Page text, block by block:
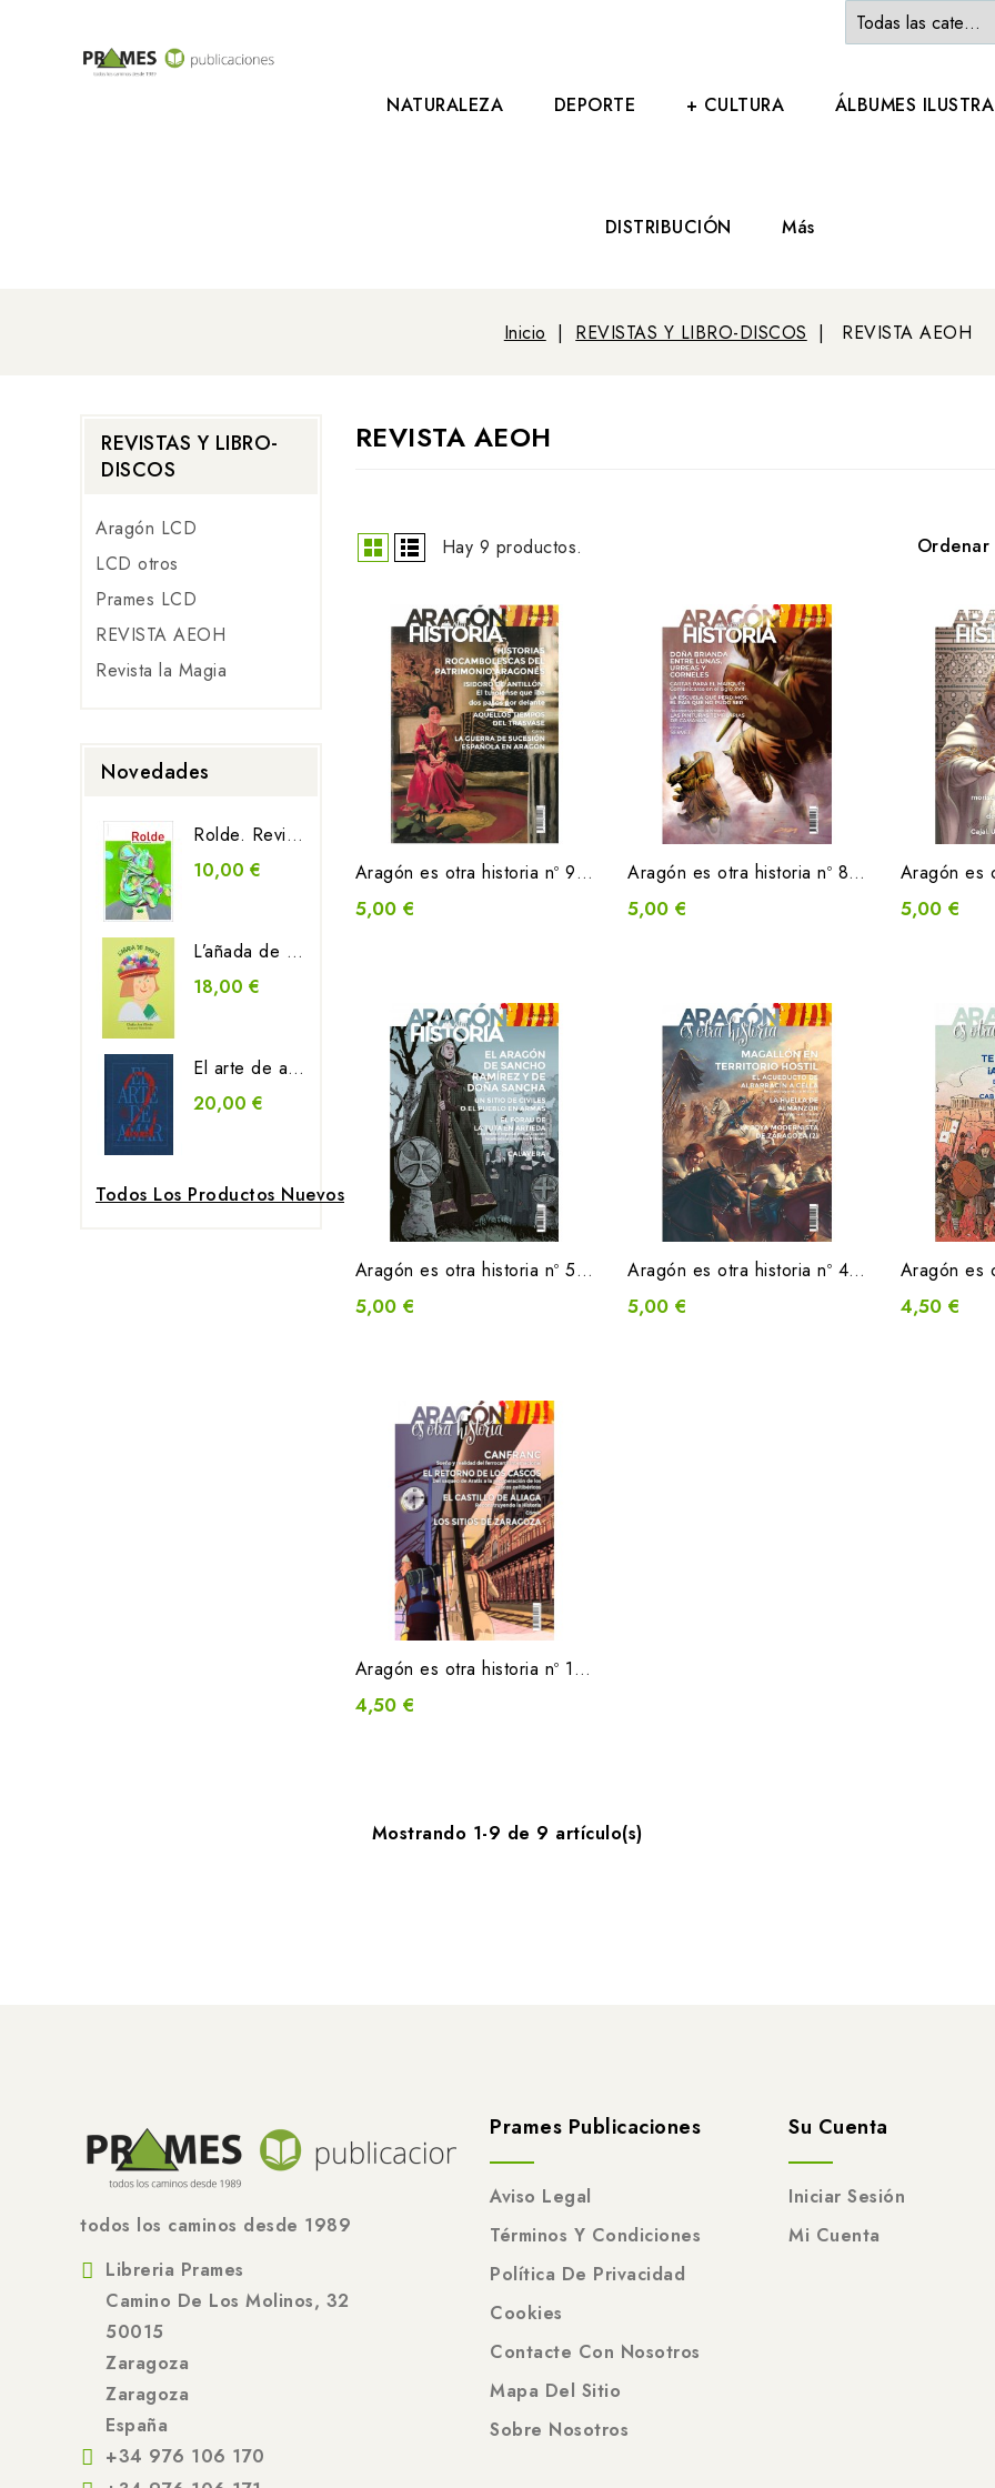
NATURALEZA DEPORTE + CULTURA ÁLBUMES
DISTRIBUCIÓN Más
Inicio REVISTAS Y LIBRO-DISCOS REVISTA AEOH
REVISTAS Y LIBRO-
DISCOS
Aragón LCD
LCD otros
Prames LCD
REVISTA AEOH
Revista la Magia
Novedades
Rolde. Revista de Cultura Aragonesa
10,00 €
L’añada de Puyeta
18,00 €
El arte de amar 2
20,00 €
Todos Los Productos Nuevos
REVISTA AEOH
Hay 9 productos.
Aragón es otra historia nº 9 / marzo 2024
5,00 €
Aragón es otra historia nº 8 / octubre 2023
5,00 € 5,00 €
Aragón es otra historia nº 5 / octubre 2022
5,00 €
Aragón es otra historia nº 4 / junio 2022
5,00 € 4,50 €
Aragón es otra historia nº 1 / junio 2021
4,50 €
Mostrando 1-9 de 9 artículo(s)
todos los caminos desde 1989
Libreria Prames
Camino De Los Molinos, 32
50015
Zaragoza
Zaragoza
España
+34 976 106 170
Prames Publicaciones
Aviso Legal
Términos Y Condiciones
Política De Privacidad
Cookies
Contacte Con Nosotros
Mapa Del Sitio
Sobre Nosotros
Su Cuenta
Iniciar Sesión
Mi Cuenta